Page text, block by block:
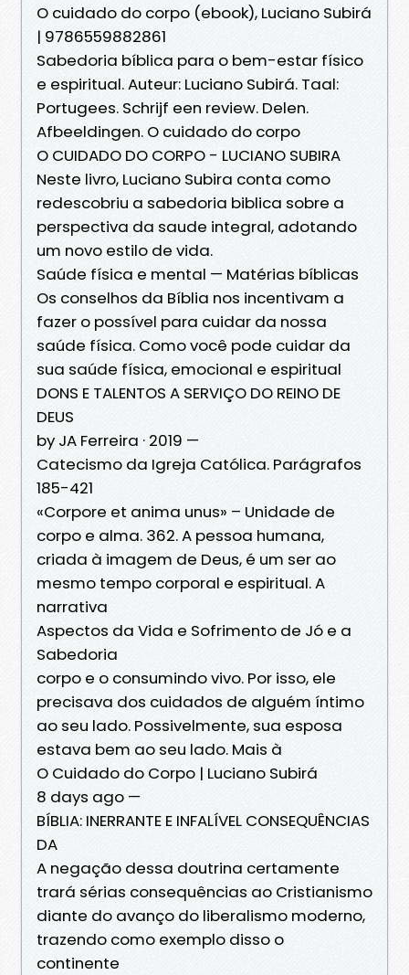
O cuidado do corpo (ebook), Luciano Subirá
| 9786559882861
Sabedoria bíblica para o bem-estar físico
e espiritual. Auteur: Luciano Subirá. Taal:
Portugees. Schrijf een review. Delen.
Afbeeldingen. O cuidado do corpo
O CUIDADO DO CORPO - LUCIANO SUBIRA
Neste livro, Luciano Subira conta como
redescobriu a sabedoria biblica sobre a
perspectiva da saude integral, adotando
um novo estilo de vida.
Saúde física e mental — Matérias bíblicas
Os conselhos da Bíblia nos incentivam a
fazer o possível para cuidar da nossa
saúde física. Como você pode cuidar da
sua saúde física, emocional e espiritual
DONS E TALENTOS A SERVIÇO DO REINO DE
DEUS
by JA Ferreira · 2019 —
Catecismo da Igreja Católica. Parágrafos
185-421
«Corpore et anima unus» – Unidade de
corpo e alma. 362. A pessoa humana,
criada à imagem de Deus, é um ser ao
mesmo tempo corporal e espiritual. A
narrativa
Aspectos da Vida e Sofrimento de Jó e a
Sabedoria
corpo e o consumindo vivo. Por isso, ele
precisava dos cuidados de alguém íntimo
ao seu lado. Possivelmente, sua esposa
estava bem ao seu lado. Mais à
O Cuidado do Corpo | Luciano Subirá
8 days ago —
BÍBLIA: INERRANTE E INFALÍVEL CONSEQUÊNCIAS
DA
A negação dessa doutrina certamente
trará sérias consequências ao Cristianismo
diante do avanço do liberalismo moderno,
trazendo como exemplo disso o
continente